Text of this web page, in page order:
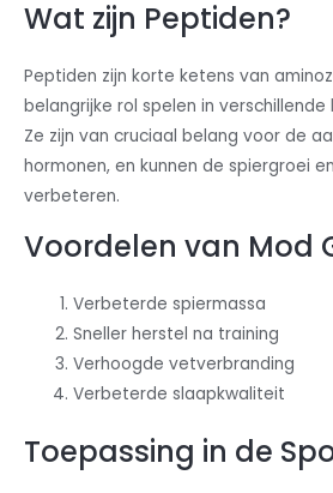
Wat zijn Peptiden?
Peptiden zijn korte ketens van
belangrijke rol spelen in verschillende
Ze zijn van cruciaal belang voor de
hormonen, en kunnen de spiergroei
verbeteren.
Voordelen van Mod
Verbeterde spiermassa
Sneller herstel na training
Verhoogde vetverbranding
Verbeterde slaapkwaliteit
Toepassing in de